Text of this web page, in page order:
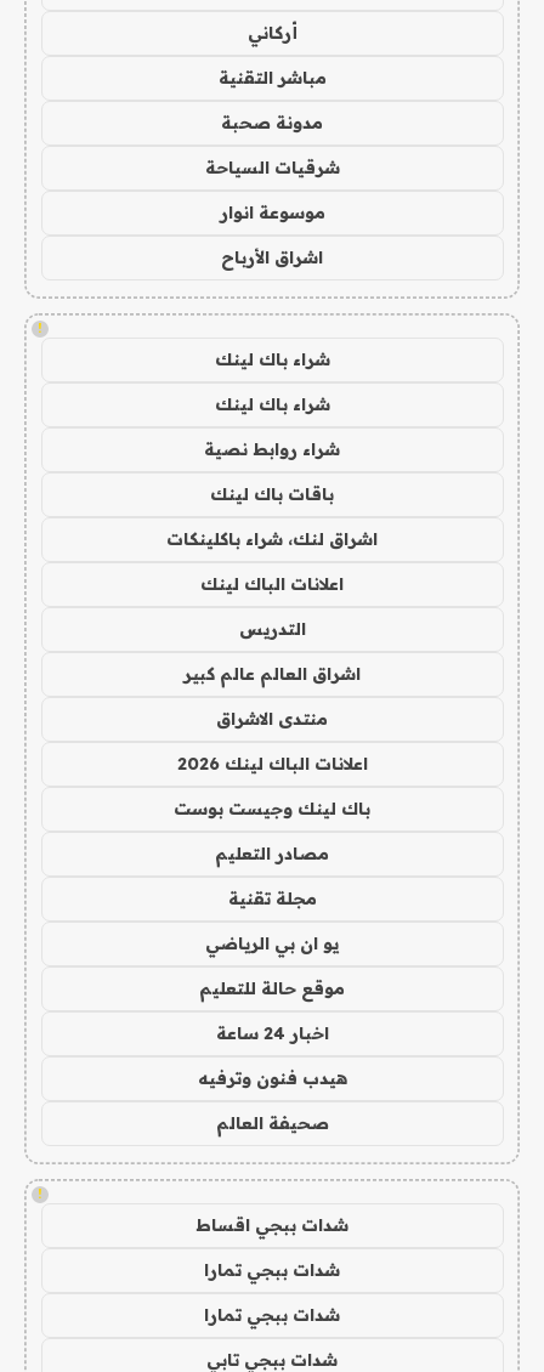
أركاني
مباشر التقنية
مدونة صحبة
شرقيات السياحة
موسوعة انوار
اشراق الأرباح
!
شراء باك لينك
شراء باك لينك
شراء روابط نصية
باقات باك لينك
اشراق لنك، شراء باكلينكات
اعلانات الباك لينك
التدريس
اشراق العالم عالم كبير
منتدى الاشراق
اعلانات الباك لينك 2026
باك لينك وجيست بوست
مصادر التعليم
مجلة تقنية
يو ان بي الرياضي
موقع حالة للتعليم
اخبار 24 ساعة
هيدب فنون وترفيه
صحيفة العالم
!
شدات ببجي اقساط
شدات ببجي تمارا
شدات ببجي تمارا
شدات ببجي تابي